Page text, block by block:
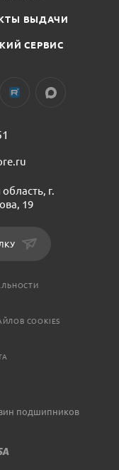
ВЫДАЧИ
СЕРВИС
г.
19
COOKIES
подшипников